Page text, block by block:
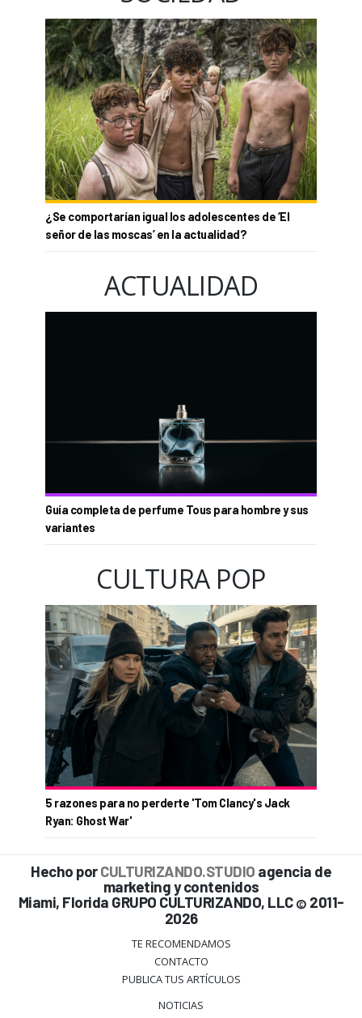
¿Se comportarían igual los adolescentes de ‘El
señor de las moscas’ en la actualidad?
ACTUALIDAD
Guía completa de perfume Tous para hombre y sus
variantes
CULTURA POP
5 razones para no perderte 'Tom Clancy's Jack
Ryan: Ghost War'
Hecho porCULTURIZANDO.STUDIO agencia de
marketing y contenidos
Miami, Florida GRUPO CULTURIZANDO, LLC © 2011-
2026
TE RECOMENDAMOS
CONTACTO
PUBLICA TUS ARTÍCULOS
NOTICIAS